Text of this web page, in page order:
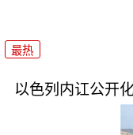
最热
以色列内讧公开